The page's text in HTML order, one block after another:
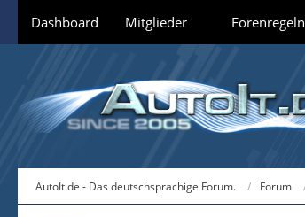
Dashboard Mitglieder Forenregeln
AutoIt.de - Das deutschsprachige Forum. Forum